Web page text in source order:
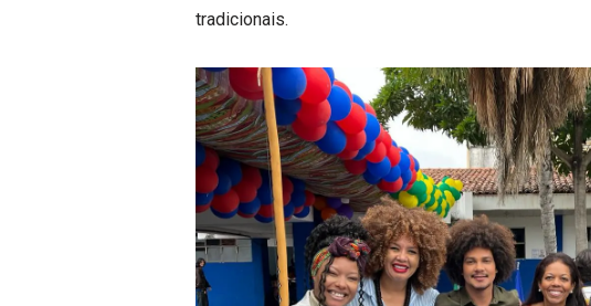
tradicionais.